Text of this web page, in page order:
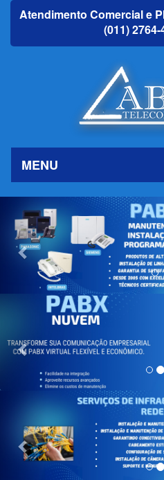
Atendimento Comercial e
(011) 2764-
MENU
Previous
Previous
Previous